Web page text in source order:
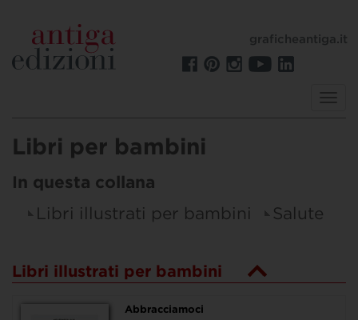
graficheantiga.it
Libri per bambini
In questa collana
Libri illustrati per bambini
Salute
Libri illustrati per bambini
Abbracciamoci